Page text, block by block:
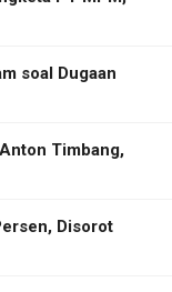
soal Dugaan
Timbang,
Disorot